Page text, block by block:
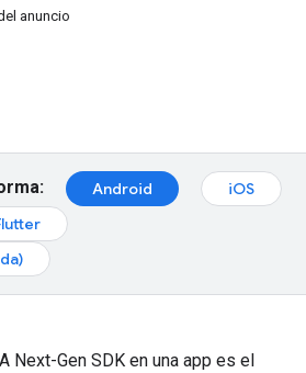
anuncio
Android
iOS
Next-Gen SDK en una app es el